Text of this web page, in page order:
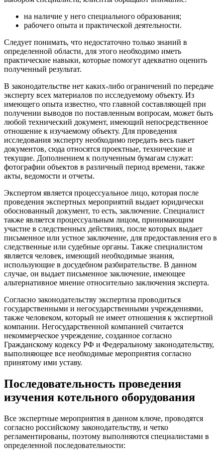
на наличие у него специального образования;
рабочего опыта и практической деятельности.
Следует понимать, что недостаточно только знаний в
определенной области, для этого необходимо иметь
практические навыки, которые помогут адекватно оценить
полученный результат.
В законодательстве нет каких-либо ограничений по передаче
эксперту всех материалов по исследуемому объекту. Из
имеющего опыта известно, что главной составляющей при
получении выводов по поставленным вопросам, может быть
любой технический документ, имеющий непосредственное
отношение к изучаемому объекту. Для проведения
исследования эксперту необходимо передать весь пакет
документов, сюда относятся проектные, технические и
текущие. Дополнением к полученным бумагам служат:
фотографии объектов в различный период времени, также
акты, ведомости и отчеты.
Экспертом является процессуальное лицо, которая после
проведения экспертных мероприятий выдает юридически
обоснованный документ, то есть, заключение. Специалист
также является процессуальным лицом, принимающим
участие в следственных действиях, после которых выдает
письменное или устное заключение, для предоставления его в
следственные или судебные органы. Также специалистом
является человек, имеющий необходимые знания,
использующие в досудебном разбирательстве. В данном
случае, он выдает письменное заключение, имеющее
альтернативное мнение относительно заключения эксперта.
Согласно законодательству экспертиза проводиться
государственными и негосударственными учреждениями,
также человеком, который не имеет отношения к экспертной
компании. Негосударственной компанией считается
некоммерческое учреждение, созданное согласно
Гражданскому кодексу РФ и Федеральному законодательству,
выполняющее все необходимые мероприятия согласно
принятому ими уставу.
Последовательность проведения
изучения котельного оборудования
Все экспертные мероприятия в данном ключе, проводятся
согласно российскому законодательству, и четко
регламентированы, поэтому выполняются специалистами в
определенной последовательности: